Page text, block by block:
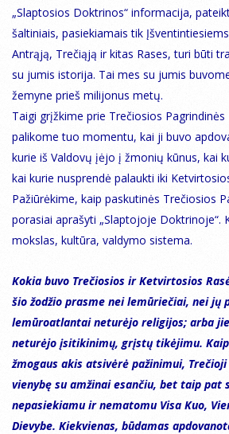
„Slaptosios Doktrinos“ informacija,
šaltiniais, pasiekiamais tik
Antrąją, Trečiąją ir kitas Rases, turi būti
su jumis istorija. Tai mes su jumis
žemyne prieš milijonus metų.
Taigi grįžkime prie Trečiosios Pagrindinės
palikome tuo momentu, kai ji buvo
kurie iš Valdovų įėjo į žmonių kūnus, kai
kai kurie nusprendė palaukti iki
Pažiūrėkime, kaip paskutinės Trečiosios
porasiai aprašyti „Slaptojoje Doktrinoje“.
mokslas, kultūra, valdymo sistema.
Kokia buvo Trečiosios ir Ketvirtosios
šio žodžio prasme nei lemūriečiai, nei jų
lemūroatlantai neturėjo religijos; arba
neturėjo įsitikinimų, grįstų tikėjimu.
žmogaus akis atsivėrė pažinimui,
vienybę su amžinai esančiu, bet taip pat
nepasiekiamu ir nematomu Visa Kuo,
Dievybe. Kiekvienas, būdamas